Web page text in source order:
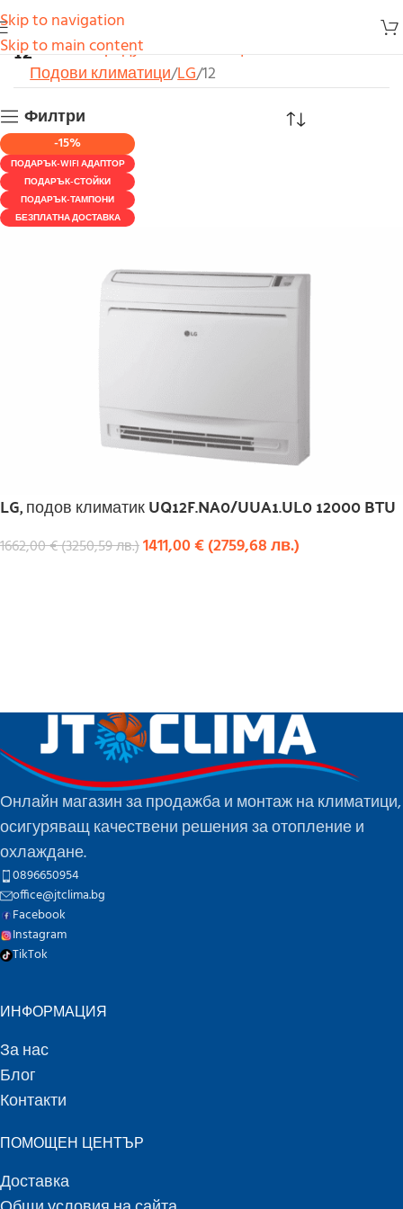
Skip to navigation
Skip to main content
12Начало Продукти
Климатици
Подови климатици LG 12
Филтри
-15%
ПОДАРЪК-WIFI АДАПТОР
ПОДАРЪК-СТОЙКИ
ПОДАРЪК-ТАМПОНИ
БЕЗПЛАТНА ДОСТАВКА
LG, подов климатик UQ12F.NA0/UUA1.UL0 12000 BTU
1662,00€(3250,59лв.)1411,00€(2759,68лв.)
Онлайн магазин за продажба и монтаж на климатици,
осигуряващ качествени решения за отопление и
охлаждане.
0896650954
office@jtclima.bg
Facebook
Instagram
TikTok
ИНФОРМАЦИЯ
За нас
Блог
Контакти
ПОМОЩЕН ЦЕНТЪР
Доставка